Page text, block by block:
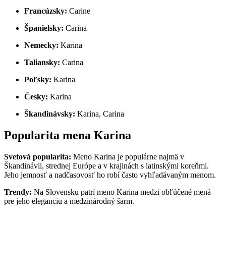
Francúzsky: Carine
Španielsky: Carina
Nemecky: Karina
Taliansky: Carina
Poľsky: Karina
Česky: Karina
Škandinávsky: Karina, Carina
Popularita mena Karina
Svetová popularita: Meno Karina je populárne najmä v
Škandinávii, strednej Európe a v krajinách s latinskými koreňmi.
Jeho jemnosť a nadčasovosť ho robí často vyhľadávaným menom.
Trendy: Na Slovensku patrí meno Karina medzi obľúčené mená
pre jeho eleganciu a medzinárodný šarm.